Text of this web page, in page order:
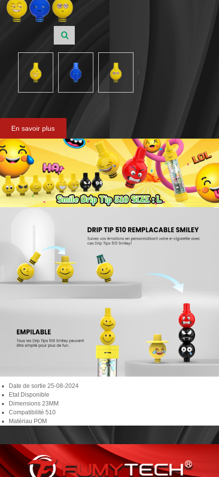
En savoir plus
Date de sortie 25-08-2024
EtatDisponible
Dimensions 23MM
Compatibilité 510
Matériau POM